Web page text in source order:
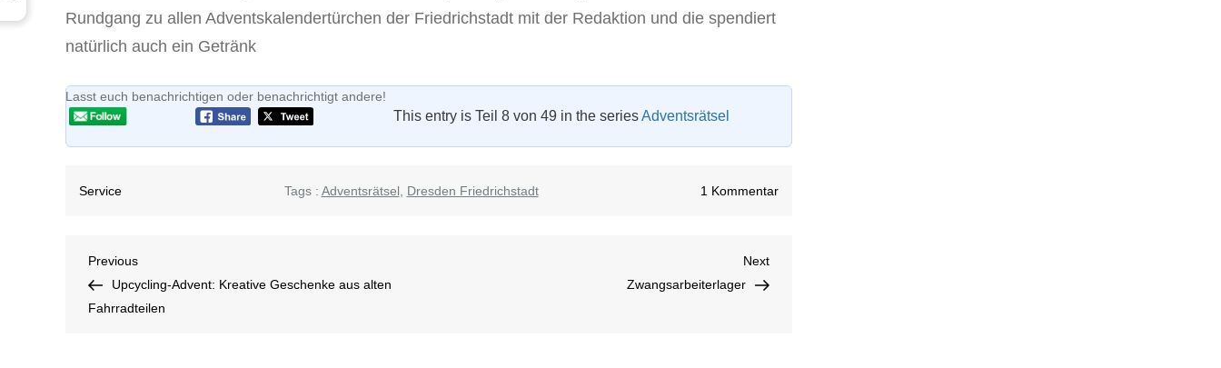
Rundgang zu allen Adventskalendertürchen der Friedrichstadt mit der Redaktion und die spendiert
natürlich auch ein Getränk
Lasst euch benachrichtigen oder benachrichtigt andere!
This entry is Teil 8 von 49 in the seriesAdventsrätsel
Service Tags : Adventsrätsel, Dresden Friedrichstadt 1 Kommentarzu
Beitragsnavigation
Previous
Post
Previous
Upcycling-Advent: Kreative Geschenke aus alten
Fahrradteilen
Next
Post
Next
Zwangsarbeiterlager